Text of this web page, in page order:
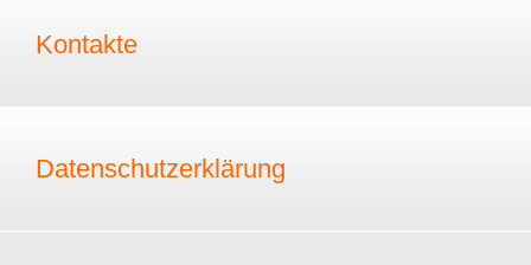
Kontakte
Datenschutzerklärung